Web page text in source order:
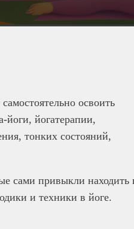
освоить
йоги, йогатерапии,
тонких состояний,
сами привыкли находить
и техники в йоге.